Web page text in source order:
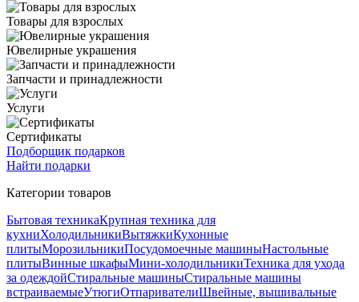
Товары для взрослых
Ювелирные украшения
Запчасти и принадлежности
Услуги
Сертификаты
Подборщик подарков
Найти подарки
Категории товаров
Бытовая техникаКрупная техника для
кухниХолодильникиВытяжкиКухонные
плитыМорозильникиПосудомоечные машиныНастольные
плитыВинные шкафыМини-холодильникиТехника для ухода
за одеждойСтиральные машиныСтиральные машины
встраиваемыеУтюгиОтпаривателиШвейные, вышивальные